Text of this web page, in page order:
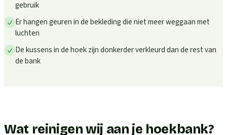
gebruik
Er hangen geuren in de bekleding die niet meer weggaan met
luchten
De kussens in de hoek zijn donkerder verkleurd dan de rest van
de bank
Wat reinigen wij aan je hoekbank?